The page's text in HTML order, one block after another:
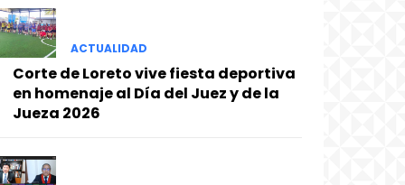
ACTUALIDAD
Corte de Loreto vive fiesta deportiva
en homenaje al Día del Juez y de la
Jueza 2026